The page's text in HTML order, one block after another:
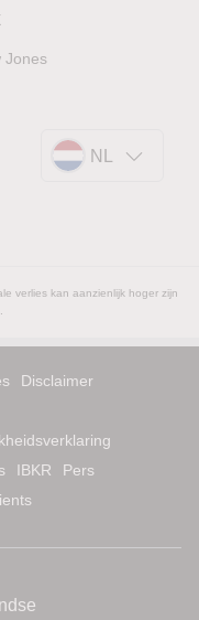
Jones
NL
verlies kan aanzienlijk hoger zijn
Disclaimer
IBKR
Pers